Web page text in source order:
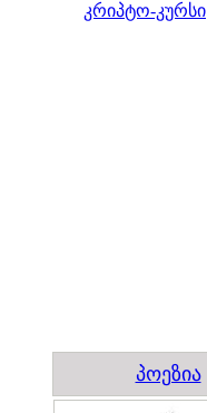
კრიპტო-კურსი
პოეზია